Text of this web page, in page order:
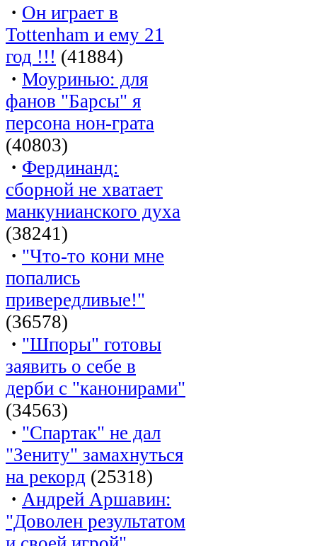
· Он играет в
Tottenham и ему 21
год !!! (41884)
· Моуринью: для
фанов "Барсы" я
персона нон-грата
(40803)
· Фердинанд:
сборной не хватает
манкунианского духа
(38241)
· "Что-то кони мне
попались
привередливые!"
(36578)
· "Шпоры" готовы
заявить о себе в
дерби с "канонирами"
(34563)
· "Спартак" не дал
"Зениту" замахнуться
на рекорд (25318)
· Андрей Аршавин:
"Доволен результатом